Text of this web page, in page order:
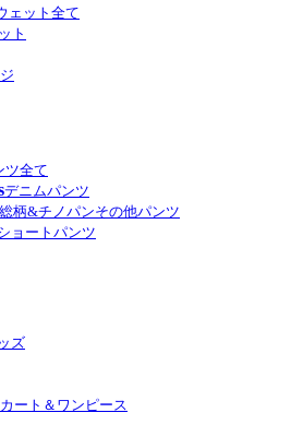
ェット全て
ト
ツ全て
デニムパンツ
総柄&チノパンその他パンツ
ョートパンツ
ズ
ート＆ワンピース